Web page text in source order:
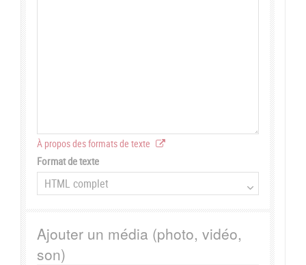
À propos des formats de texte
Format de texte
Ajouter un média (photo, vidéo,
son)